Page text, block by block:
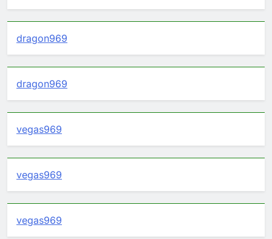
dragon969
dragon969
vegas969
vegas969
vegas969